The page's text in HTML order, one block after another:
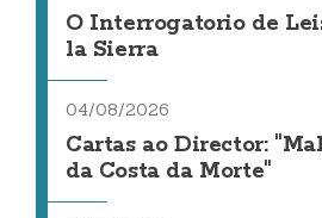
O Interrogatorio de
la Sierra
04/08/2026
Cartas ao Director:
da Costa da Morte"